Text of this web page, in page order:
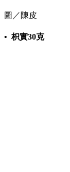
圖／陳皮
• 枳實30克